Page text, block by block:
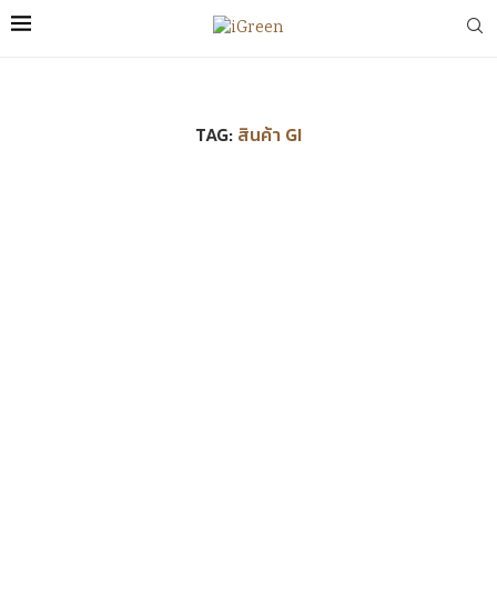
TAG: สินค้า GI